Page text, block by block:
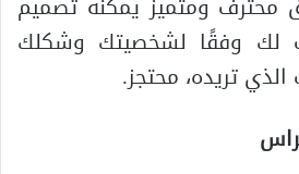
لك وفقًا لشخصيتك وشكلك
تريده، محتجز.